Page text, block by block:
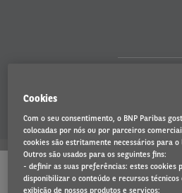
…
LEIA MAIS
Parceiros
Sobre A Arval
Cookies
Com o seu consentimento, o BNP Paribas
colocadas por nós ou por parceiros
cookies são estritamente necessários para
Outros são usados para os seguintes fins:
- definir as suas preferências: estes cookies
disponibilizar o conteúdo e recursos
exibição de nossos produtos e serviços;